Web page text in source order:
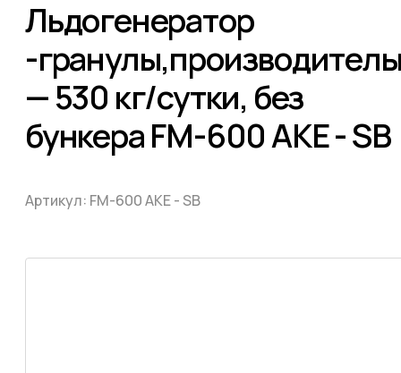
Льдогенератор
-
— 530 кг/сутки, без
бункера FM-600 AKE - SB
Артикул: FM-600 AKE - SB